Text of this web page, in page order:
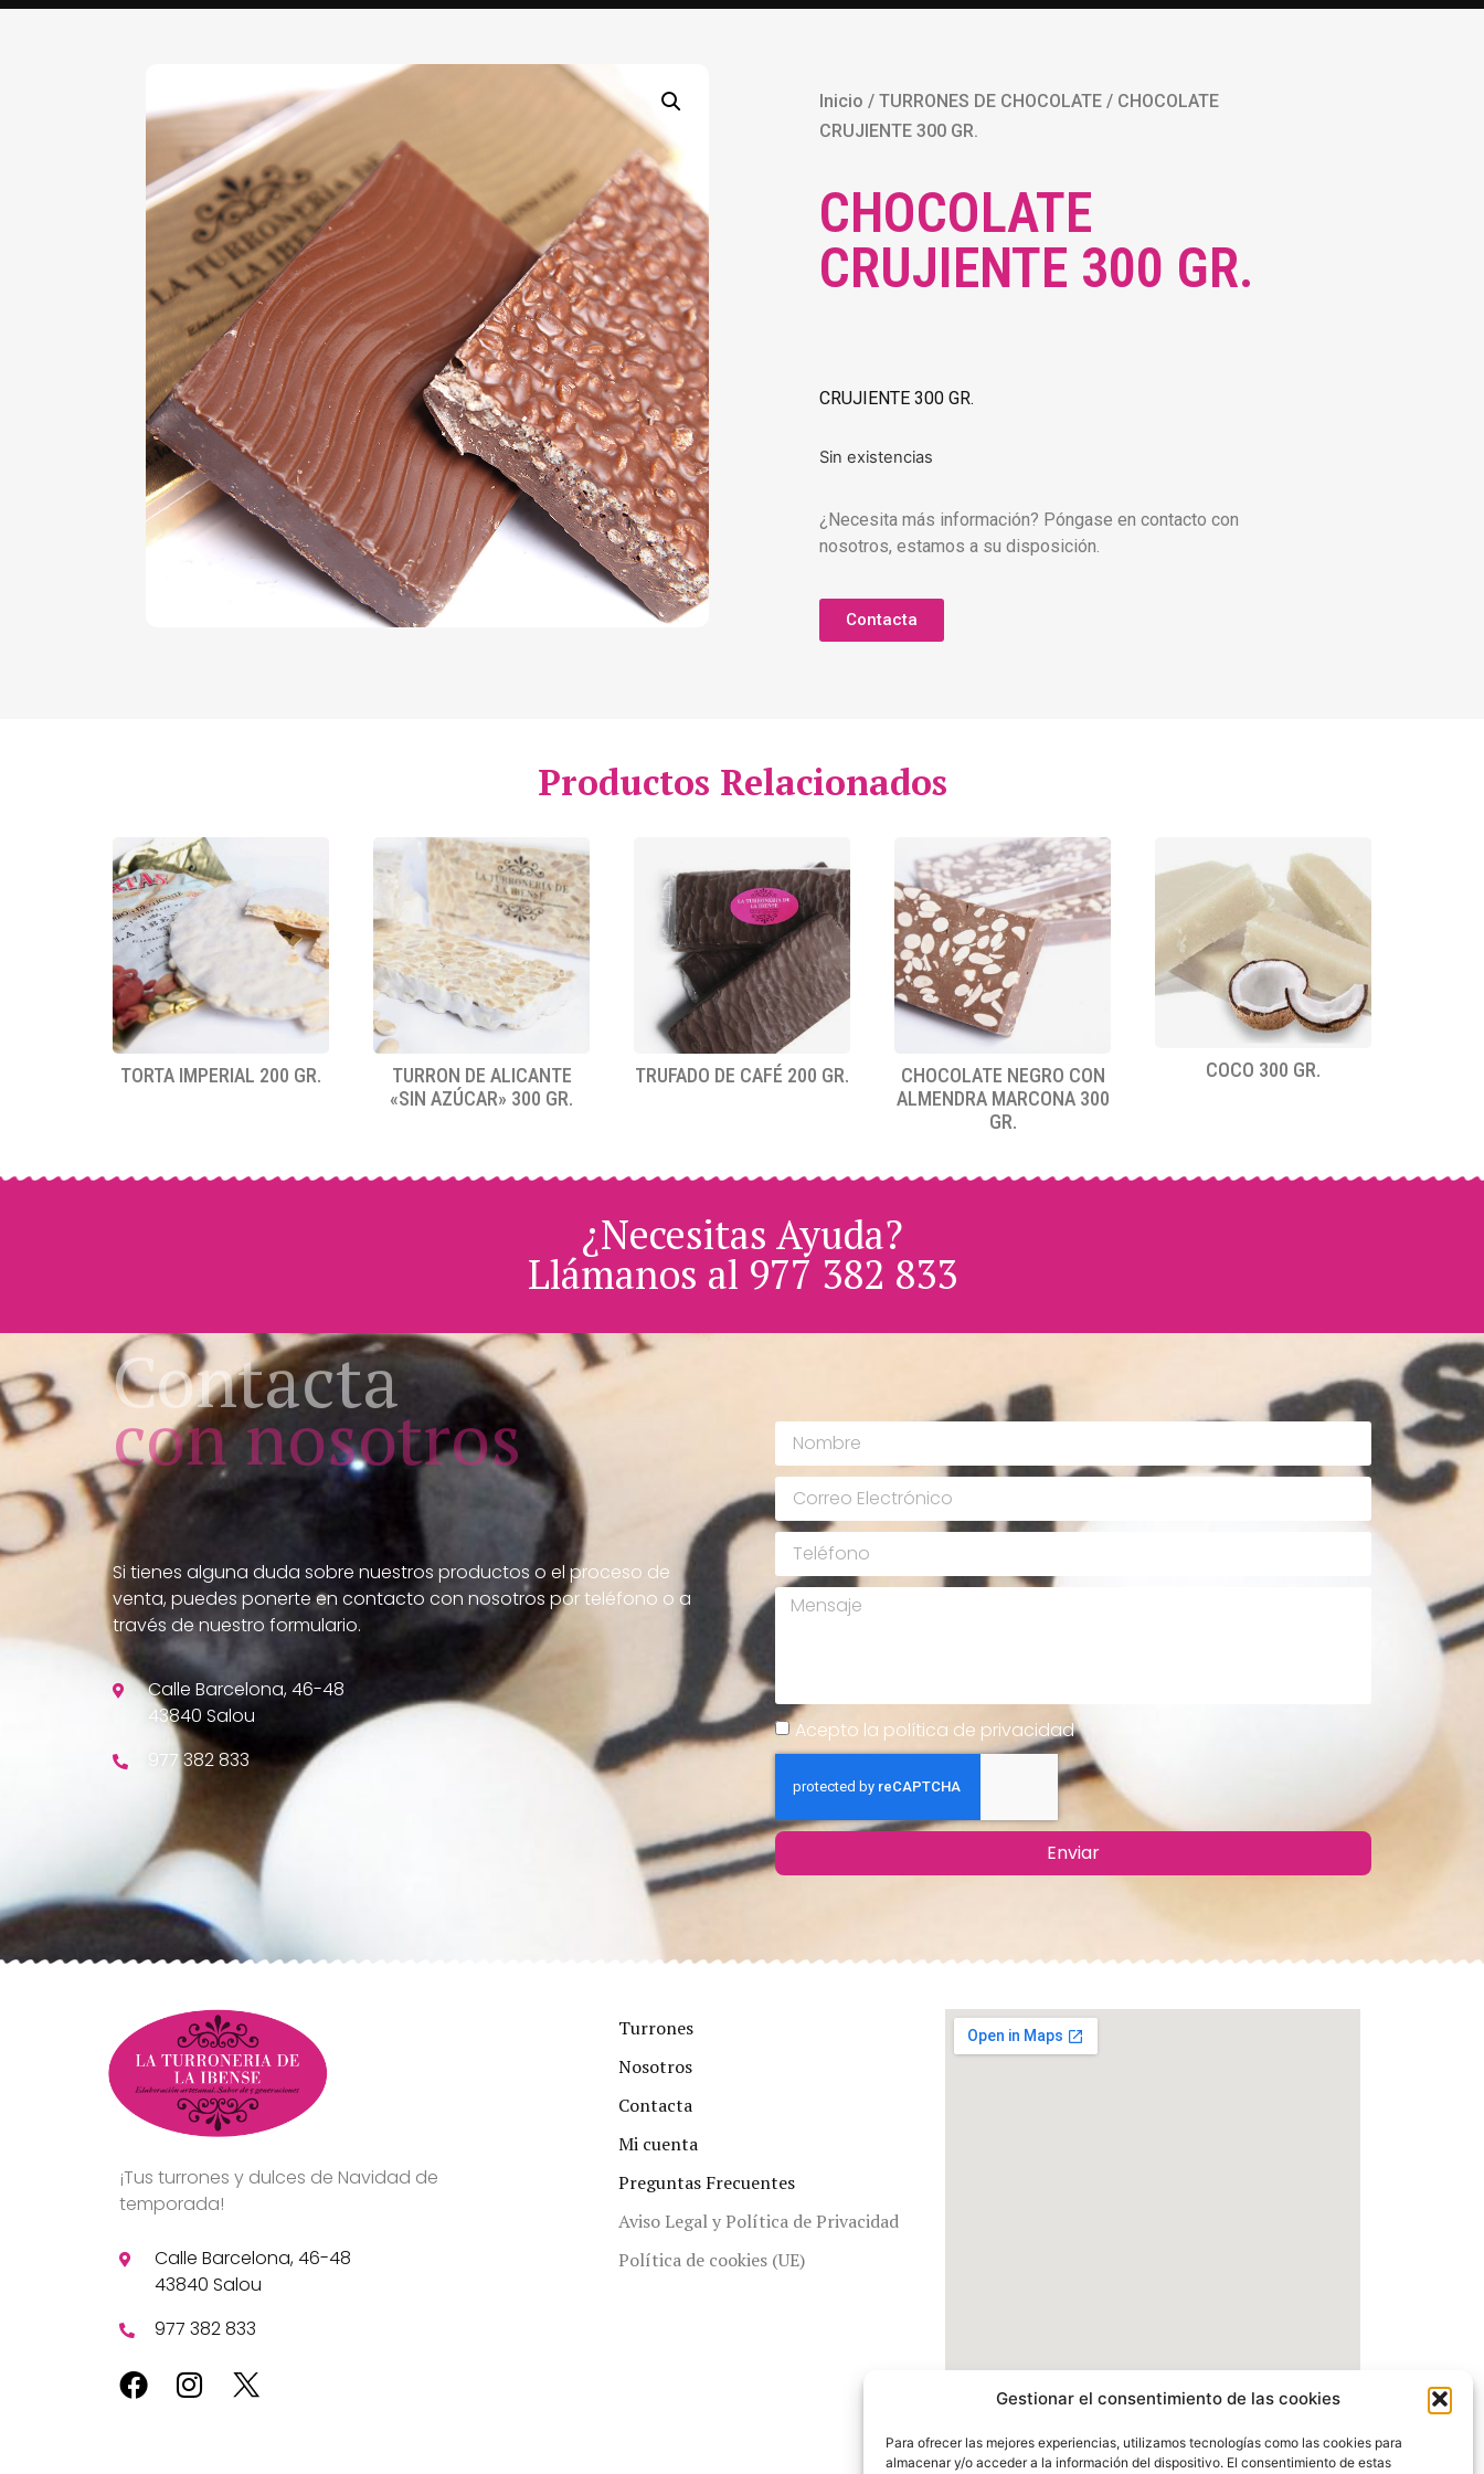
Gestionar el consentimiento de las cookies
Para ofrecer las mejores experiencias, utilizamos tecnologías como las cookies para
almacenar y/o acceder a la información del dispositivo. El consentimiento de estas
Inicio / TURRONES DE CHOCOLATE / CHOCOLATE
CRUJIENTE 300 GR.
CHOCOLATE
CRUJIENTE 300 GR.
CRUJIENTE 300 GR.
Sin existencias
¿Necesita más información? Póngase en contacto con
nosotros, estamos a su disposición.
Contacta
Productos Relacionados
TORTA IMPERIAL 200 GR.
TURRON DE ALICANTE
«SIN AZÚCAR» 300 GR.
TRUFADO DE CAFÉ 200 GR.
CHOCOLATE NEGRO CON
ALMENDRA MARCONA 300
GR.
COCO 300 GR.
¿Necesitas Ayuda?
Llámanos al 977 382 833
Contacta
con nosotros
Si tienes alguna duda sobre nuestros productos o el proceso de
venta, puedes ponerte en contacto con nosotros por teléfono o a
través de nuestro formulario.
Calle Barcelona, 46-48
43840 Salou
977 382 833
Acepto la política de privacidad
Enviar
¡Tus turrones y dulces de Navidad de
temporada!
Calle Barcelona, 46-48
43840 Salou
977 382 833
Turrones
Nosotros
Contacta
Mi cuenta
Preguntas Frecuentes
Aviso Legal y Política de Privacidad
Política de cookies (UE)